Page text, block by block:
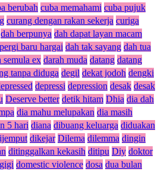
berubah cuba memahami cuba pujuk
curang dengan rakan sekerja curiga
dah berpunya dah dapat layan macam
baru hargai dah tak sayang dah tua
semula ex darah muda datang datang
tanpa diduga degil dekat jodoh dengki
depressi depression desak desak
Deserve better detik hitam Dhia dia dah
dia mahu melupakan dia masih
5 hari diana dibuang keluarga diduakan
dikejar Dilema dilemma dingin
ditinggalkan kekasih ditipu Diy doktor
domestic violence dosa dua bulan